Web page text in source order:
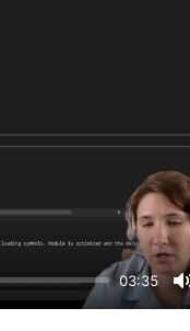
03:35